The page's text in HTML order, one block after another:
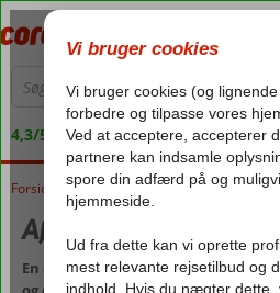
4,3/5 på Trustpilot
Forside Rejser
Afbudsrejser med All
En afbudsrejse med All Inclusive